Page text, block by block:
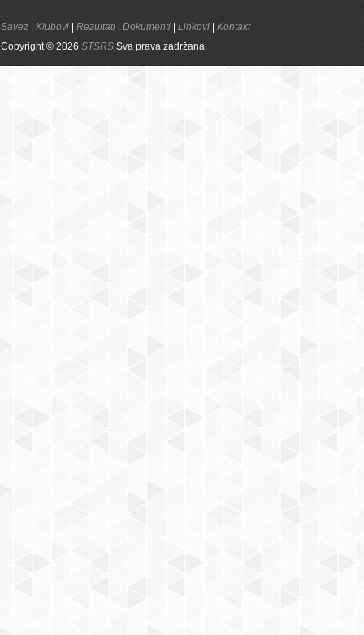
Savez | Klubovi | Rezultati | Dokumenti | Linkovi | Kontakt
Copyright © 2026 STSRS Sva prava zadržana.